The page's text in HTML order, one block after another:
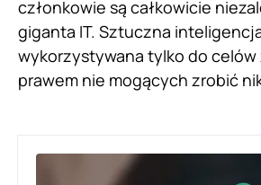
członkowie są całkowicie
giganta IT. Sztuczna
wykorzystywana tylko do
prawem nie mogących zrobić